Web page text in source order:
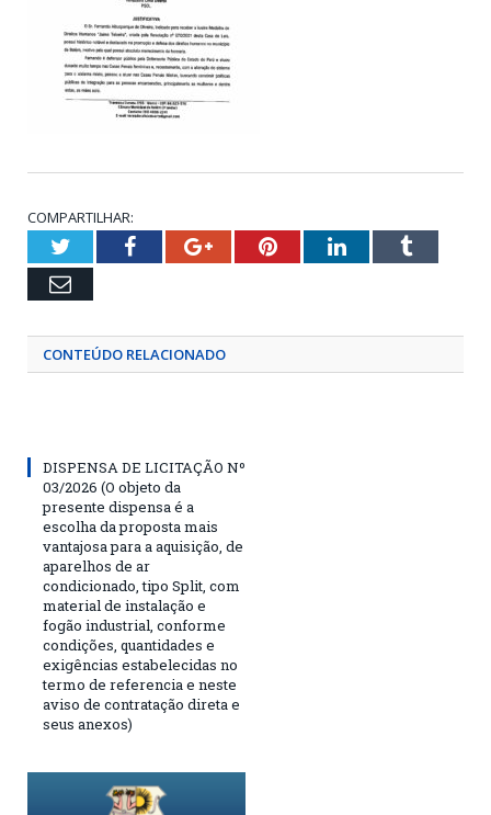
COMPARTILHAR:
TwitterFacebookGoogle+PinterestLinkedInTumblr
Email
CONTEÚDO RELACIONADO
DISPENSA DE LICITAÇÃO Nº
03/2026 (O objeto da
presente dispensa é a
escolha da proposta mais
vantajosa para a aquisição, de
aparelhos de ar
condicionado, tipo Split, com
material de instalação e
fogão industrial, conforme
condições, quantidades e
exigências estabelecidas no
termo de referencia e neste
aviso de contratação direta e
seus anexos)